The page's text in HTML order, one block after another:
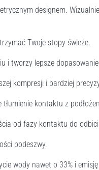
designem.
Twoje stopy świeże.
i tworzy lepsze
kompresji i bardziej
kontaktu z
od fazy kontaktu do
podeszwy.
wody nawet o 33% i